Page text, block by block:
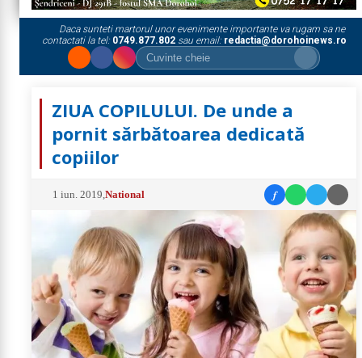
Daca sunteti martorul unor evenimente importante va rugam sa ne
contactati la tel: 0749.877.802sau email: redactia@dorohoinews.ro
ZIUA COPILULUI. De unde a
pornit sărbătoarea dedicată
copiilor
1 iun. 2019 ,National f